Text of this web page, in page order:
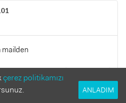
mailden
çerez politikamızı
ANLADIM